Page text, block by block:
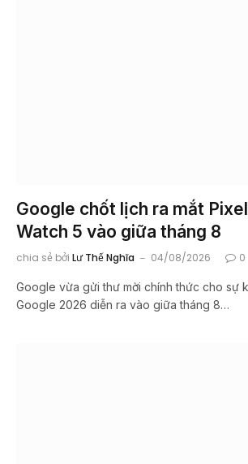
Google chốt lịch ra mắt Pixel
Watch 5 vào giữa tháng 8
chia sẻ bởi Lư Thế Nghĩa 04/08/2026 0
Google vừa gửi thư mời chính thức cho sự
Google 2026 diễn ra vào giữa tháng 8…